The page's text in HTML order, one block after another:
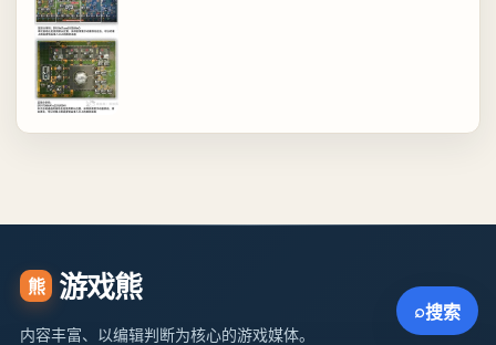
熊 游戏熊
内容丰富、以编辑判断为核心的游戏媒体。
⌕搜索